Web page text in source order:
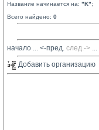
Название начинается на: "K";
Всего найдено: 0
начало ... <-пред. след.-> ...
Добавить организацию